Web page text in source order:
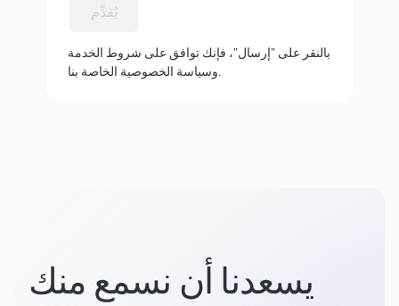
يُقدِّم
بالنقر على "إرسال"، فإنك توافق على شروط الخدمة
وسياسة الخصوصية الخاصة بنا.
يسعدنا أن نسمع منك